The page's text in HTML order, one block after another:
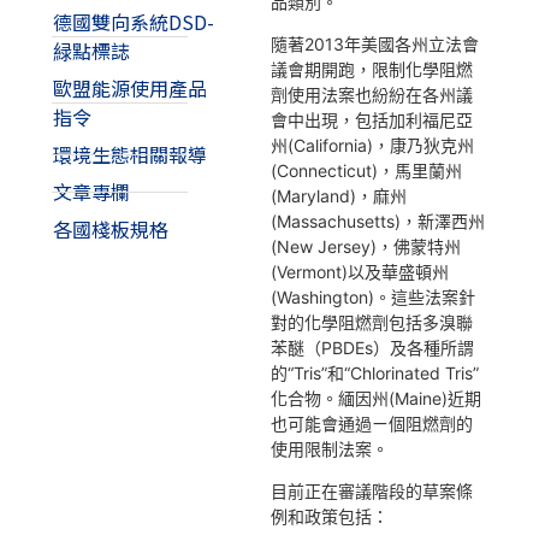
德國雙向系統DSD-
緑點標誌
歐盟能源使用產品
指令
環境生態相關報導
文章專欄
各國棧板規格
隨著2013年美國各州立法會
議會期開跑，限制化學阻燃
劑使用法案也紛紛在各州議
會中出現，包括加利福尼亞
州(California)，康乃狄克州
(Connecticut)，馬里蘭州
(Maryland)，麻州
(Massachusetts)，新澤西州
(New Jersey)，佛蒙特州
(Vermont)以及華盛頓州
(Washington)。這些法案針
對的化學阻燃劑包括多溴聯
苯醚（PBDEs）及各種所謂
的“Tris”和“Chlorinated Tris”
化合物。緬因州(Maine)近期
也可能會通過ㄧ個阻燃劑的
使用限制法案。
目前正在審議階段的草案條
例和政策包括：